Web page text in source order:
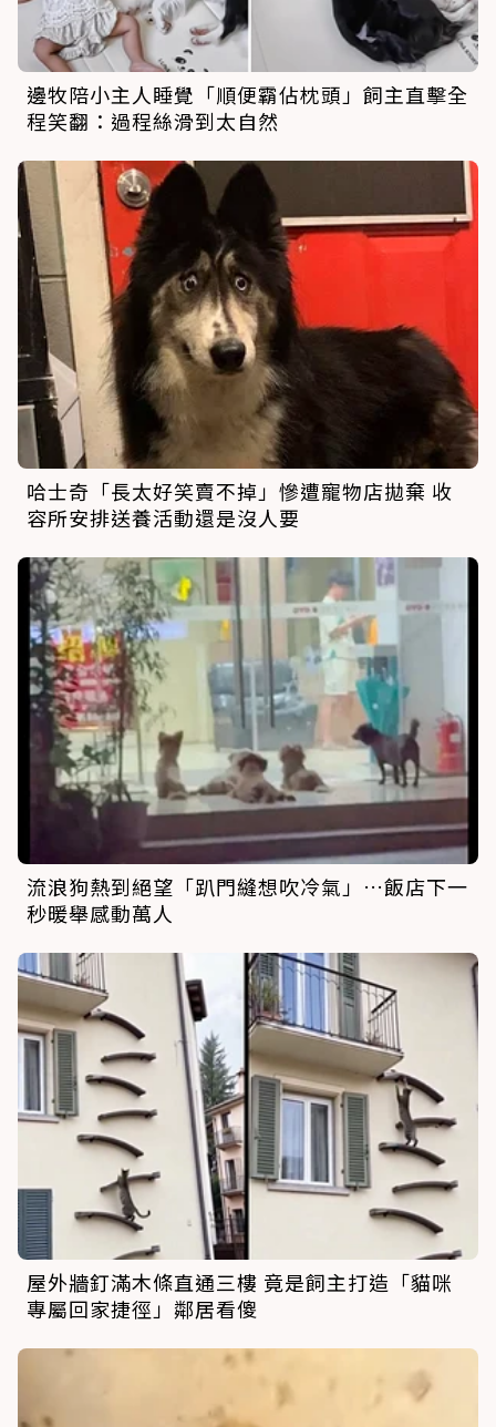
邊牧陪小主人睡覺「順便霸佔枕頭」飼主直擊全
程笑翻：過程絲滑到太自然
哈士奇「長太好笑賣不掉」慘遭寵物店拋棄 收
容所安排送養活動還是沒人要
流浪狗熱到絕望「趴門縫想吹冷氣」…飯店下一
秒暖舉感動萬人
屋外牆釘滿木條直通三樓 竟是飼主打造「貓咪
專屬回家捷徑」鄰居看傻